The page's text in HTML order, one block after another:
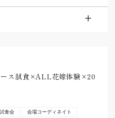
ース試食×ALL花嫁体験×20
試食会
会場コーディネイト